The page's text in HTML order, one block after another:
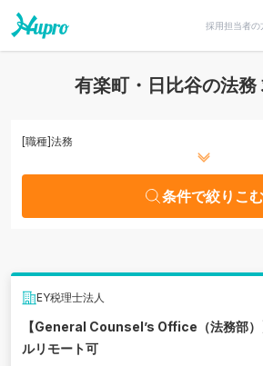
採用担当者の
有楽町・日比谷の法務
[職種]法務
条件で絞りこむ
EY税理士法人
【General Counsel’s Office（法務部
ルリモート可